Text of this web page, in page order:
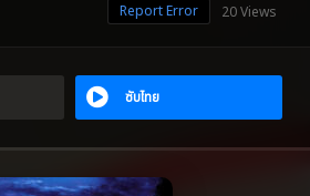
20 Views
Report Error
ซับไทย